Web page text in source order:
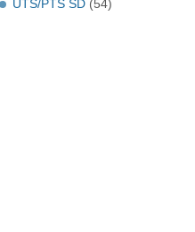
UTS/PTS SD (54)